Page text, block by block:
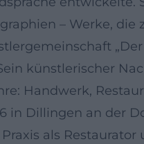
– Werke,
künstlerischer
Handwerk,
in Dillingen an der
als